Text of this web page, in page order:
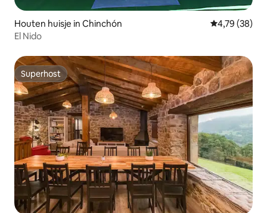
Houten huisje in Chinchón Gemiddelde
4,79 (38)
El Nido
Superhost
Superhost